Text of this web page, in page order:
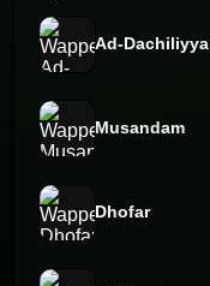
Ad-Dachiliyya
Musandam
Dhofar